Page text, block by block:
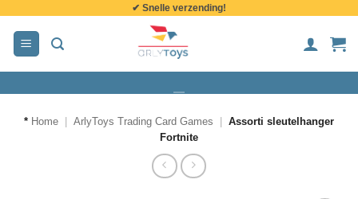
inhoud
✔ Snelle verzending!
* Home ArlyToys Trading Card Games
Assorti sleutelhanger
Fortnite